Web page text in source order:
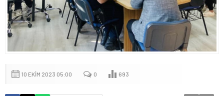
10 EKIM 2023 05:00 0 693